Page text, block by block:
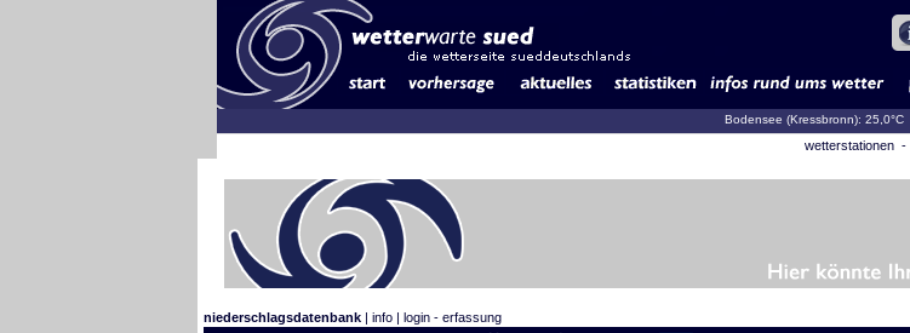
Bodensee (Kressbronn): 25,0°C
wetterstationen -
niederschlagsdatenbank | info | login - erfassung